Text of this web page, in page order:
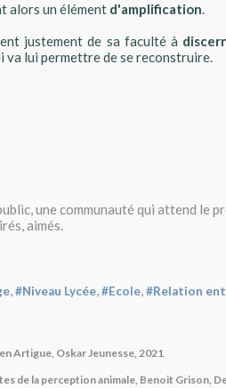
alors un élément d'amplification.
justement de sa faculté à
va lui permettre de se reconstruire.
une communauté qui attend le
aimés.
,#Niveau Lycée,#Ecole,#Relation
Artigue, Oskar Jeunesse, 2021
de la perception animale, Benoit Grison,